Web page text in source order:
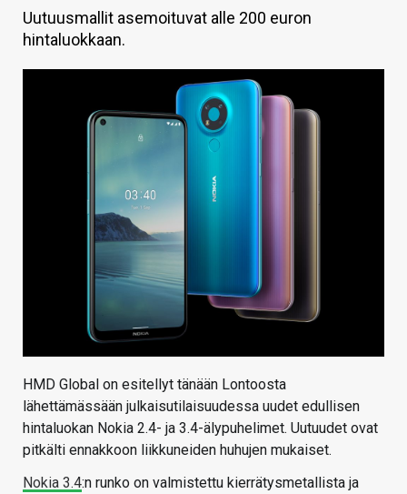
TIETOA
HINTA.FI
VAIHDA TEEMA
Uutuusmallit asemoituvat alle 200 euron
hintaluokkaan.
HMD Global on esitellyt tänään Lontoosta
lähettämässään julkaisutilaisuudessa uudet edullisen
hintaluokan Nokia 2.4- ja 3.4-älypuhelimet. Uutuudet ovat
pitkälti ennakkoon liikkuneiden huhujen mukaiset.
Nokia 3.4:n runko on valmistettu kierrätysmetallista ja